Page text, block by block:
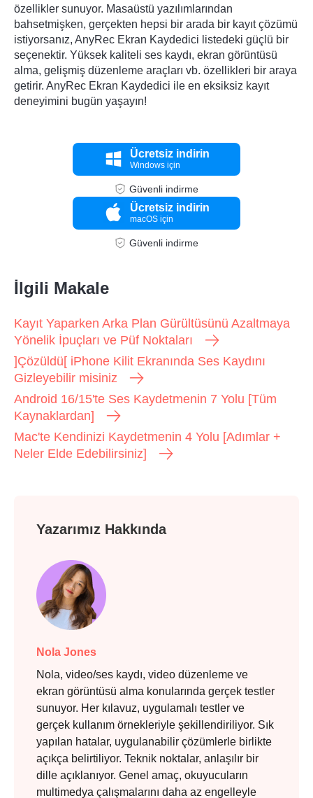
özellikler sunuyor. Masaüstü yazılımlarından
bahsetmişken, gerçekten hepsi bir arada bir kayıt çözümü
istiyorsanız, AnyRec Ekran Kaydedici listedeki güçlü bir
seçenektir. Yüksek kaliteli ses kaydı, ekran görüntüsü
alma, gelişmiş düzenleme araçları vb. özellikleri bir araya
getirir. AnyRec Ekran Kaydedici ile en eksiksiz kayıt
deneyimini bugün yaşayın!
Ücretsiz indirin
Windows için
Güvenli indirme
Ücretsiz indirin
macOS için
Güvenli indirme
İlgili Makale
Kayıt Yaparken Arka Plan Gürültüsünü Azaltmaya
Yönelik İpuçları ve Püf Noktaları
]Çözüldü[ iPhone Kilit Ekranında Ses Kaydını
Gizleyebilir misiniz
Android 16/15'te Ses Kaydetmenin 7 Yolu [Tüm
Kaynaklardan]
Mac'te Kendinizi Kaydetmenin 4 Yolu [Adımlar +
Neler Elde Edebilirsiniz]
Yazarımız Hakkında
Nola Jones
Nola, video/ses kaydı, video düzenleme ve
ekran görüntüsü alma konularında gerçek testler
sunuyor. Her kılavuz, uygulamalı testler ve
gerçek kullanım örnekleriyle şekillendiriliyor. Sık
yapılan hatalar, uygulanabilir çözümlerle birlikte
açıkça belirtiliyor. Teknik noktalar, anlaşılır bir
dille açıklanıyor. Genel amaç, okuyucuların
multimedya çalışmalarını daha az engelleyle